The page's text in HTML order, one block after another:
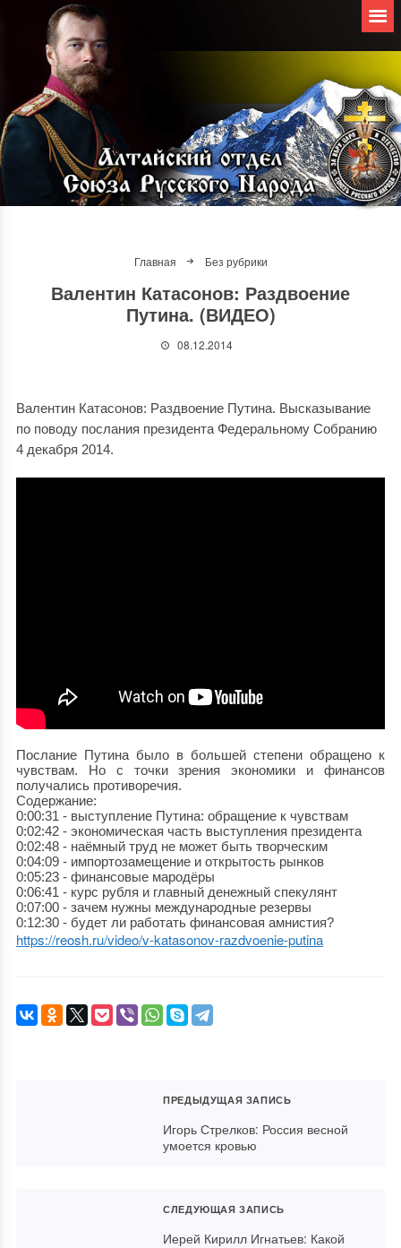
Главная Без рубрики
Валентин Катасонов: Раздвоение
Путина. (ВИДЕО)
08.12.2014
Валентин Катасонов: Раздвоение Путина. Высказывание
по поводу послания президента Федеральному Собранию
4 декабря 2014.
Послание Путина было в большей степени обращено к
чувствам. Но с точки зрения экономики и финансов
получались противоречия.
Содержание:
0:00:31 - выступление Путина: обращение к чувствам
0:02:42 - экономическая часть выступления президента
0:02:48 - наёмный труд не может быть творческим
0:04:09 - импортозамещение и открытость рынков
0:05:23 - финансовые мародёры
0:06:41 - курс рубля и главный денежный спекулянт
0:07:00 - зачем нужны международные резервы
0:12:30 - будет ли работать финансовая амнистия?
https://reosh.ru/video/v-katasonov-razdvoenie-putina
ПРЕДЫДУЩАЯ ЗАПИСЬ
Игорь Стрелков: Россия весной
умоется кровью
СЛЕДУЮЩАЯ ЗАПИСЬ
Иерей Кирилл Игнатьев: Какой